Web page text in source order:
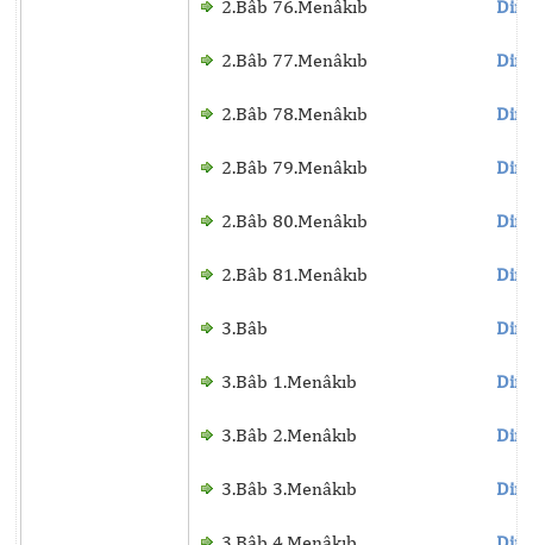
2.Bâb 76.Menâkıb
2.Bâb 77.Menâkıb
2.Bâb 78.Menâkıb
2.Bâb 79.Menâkıb
2.Bâb 80.Menâkıb
2.Bâb 81.Menâkıb
3.Bâb
3.Bâb 1.Menâkıb
3.Bâb 2.Menâkıb
3.Bâb 3.Menâkıb